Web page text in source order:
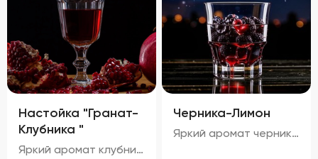
Настойка "Гранат-
Клубника "
Яркий аромат клубники и граната с тонкими нотками сладости. процент спирта в настойке "Гранат-Малина" составляет приблизительно 24,24%.
Черника-Лимон
Яркий аромат черники и лимона с тонкими нотками сладости.процент спирта в настойке "Черника-Лимон" составляет приблизительно 25,81%.